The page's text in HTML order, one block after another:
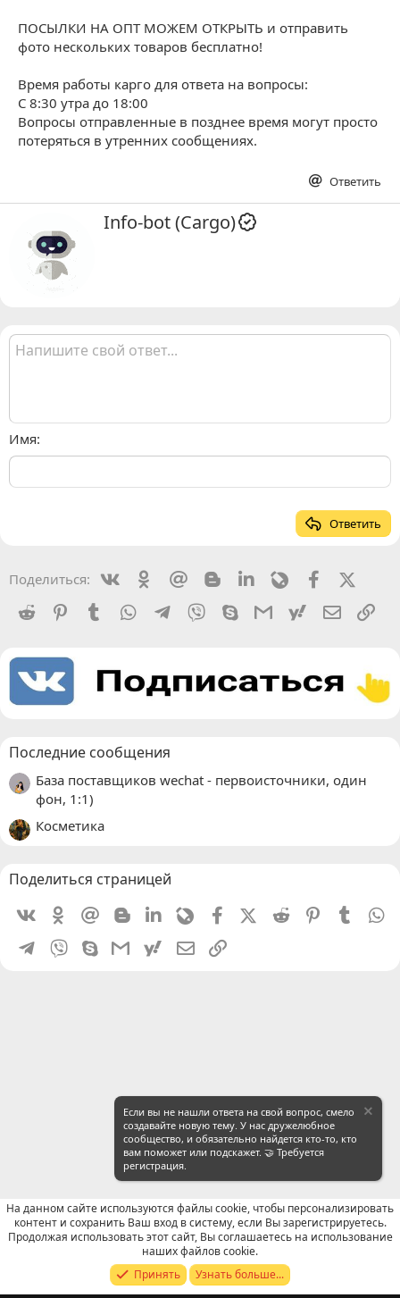
ПОСЫЛКИ НА ОПТ МОЖЕМ ОТКРЫТЬ и отправить
фото нескольких товаров бесплатно!
Время работы карго для ответа на вопросы:
С 8:30 утра до 18:00
Вопросы отправленные в позднее время могут просто
потеряться в утренних сообщениях.
Ответить
А
в
Info-bot (Cargo)
Имя
Ответить
Поделиться: VkontakteOdnoklassniki
Mail.ru BloggerLinkedinLivejournalFacebook
Reddit
PinterestTumblr WhatsAppTelegram
Viber SkypeGmailyahoomail
Последние сообщения
База поставщиков wechat - первоисточники, один
фон, 1:1)
Косметика
Поделиться страницей
VkontakteOdnoklassniki
Mail.ru BloggerLinkedin
LivejournalFacebookX (Twitter)
Reddit PinterestTumblr
Telegram
Viber SkypeGmailyahoomailЭлектронная почта
Отзывы о работе посредников
Russian (RU)
Если вы не нашли ответа на свой вопрос, смело
создавайте новую тему. У нас дружелюбное
сообщество, и обязательно найдется кто-то, кто
вам поможет или подскажет. 🤝 Требуется
регистрация.
На данном сайте используются файлы cookie, чтобы персонализировать
контент и сохранить Ваш вход в систему, если Вы зарегистрируетесь.
Продолжая использовать этот сайт, Вы соглашаетесь на использование
наших файлов cookie.
Принять
Узнать больше...